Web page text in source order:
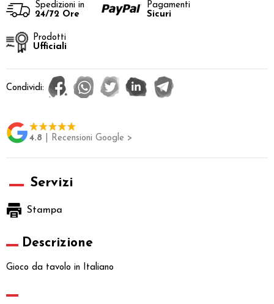
Spedizioni in
24/72 Ore
Pagamenti
Sicuri
Prodotti
Ufficiali
Condividi:
4.8 | Recensioni Google >
Servizi
Stampa
Descrizione
Gioco da tavolo in Italiano